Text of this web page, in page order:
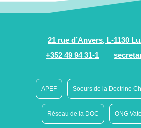
21 rue d’Anvers, L-1130
+352 49 94 31-1
APEF Soeurs de la Doctrine
Réseau de la DOC ONG